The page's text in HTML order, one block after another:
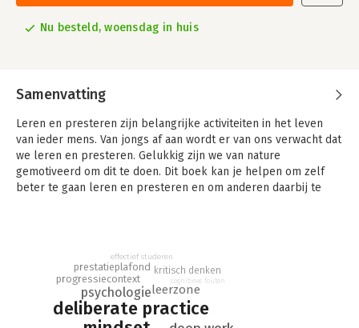
Nu besteld, woensdag in huis
Samenvatting
Leren en presteren zijn belangrijke activiteiten in het leven
van ieder mens. Van jongs af aan wordt er van ons verwacht dat
we leren en presteren. Gelukkig zijn we van nature
gemotiveerd om dit te doen. Dit boek kan je helpen om zelf
beter te gaan leren en presteren en om anderen daarbij te
* Hoe kunnen we het beste blijven werken aan onze
vaardigheden?
* Hoe kunnen we onze kennis ontwikkelen?
* Wat kunnen we doen als we tegen een prestatieplafond
deliberate practice
psychologie
progressiecontext
leerzone
prestatieplafond kritisch denken
effectief studeren
cognitieve fouten